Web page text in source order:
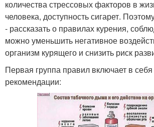
количества стрессовых факторов в
человека, доступность сигарет.
- рассказать о правилах курения,
можно уменьшить негативное
организм курящего и снизить риск
Первая группа правил включает в
рекомендации: